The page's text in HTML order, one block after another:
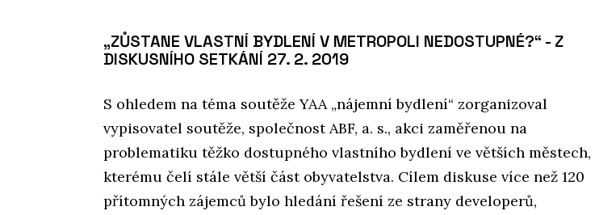
„ZŮSTANE VLASTNÍ BYDLENÍ V METROPOLI NEDOSTUPNÉ?“ - Z
DISKUSNÍHO SETKÁNÍ 27. 2. 2019
S ohledem na téma soutěže YAA „nájemní bydlení“ zorganizoval
vypisovatel soutěže, společnost ABF, a. s., akci zaměřenou na
problematiku těžko dostupného vlastního bydlení ve větších městech,
kterému čelí stále větší část obyvatelstva. Cílem diskuse více než 120
přítomných zájemců bylo hledání řešení ze strany developerů,